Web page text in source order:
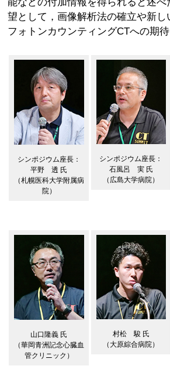
望として，画像解析法の確立や新し
フォトンカウンティングCTへの期待
シンポジウム座長：
平野 透 氏
（札幌医科大学附属病
院）
シンポジウム座長：
石風呂 実 氏
（広島大学病院）
山口隆義 氏
（華岡青洲記念心臓血
管クリニック）
村松 駿 氏
（大原綜合病院）